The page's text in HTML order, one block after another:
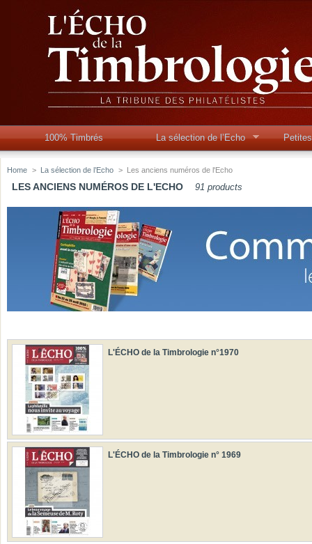
100% Timbrés La sélection de l’Echo
Home > La sélection de l’Echo > Les anciens numéros de l'Echo
LES ANCIENS NUMÉROS DE L'ECHO 91 products
L'ÉCHO de la Timbrologie n°1970
L'ÉCHO de la Timbrologie n° 1969